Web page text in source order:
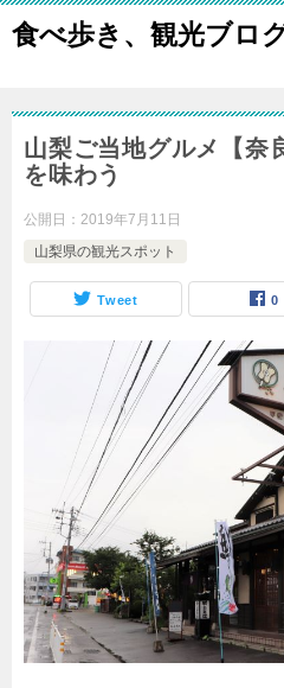
食べ歩き、観光ブロ
山梨ご当地グルメ【奈
を味わう
公開日： 2019年7月11日
山梨県の観光スポット
Tweet 0